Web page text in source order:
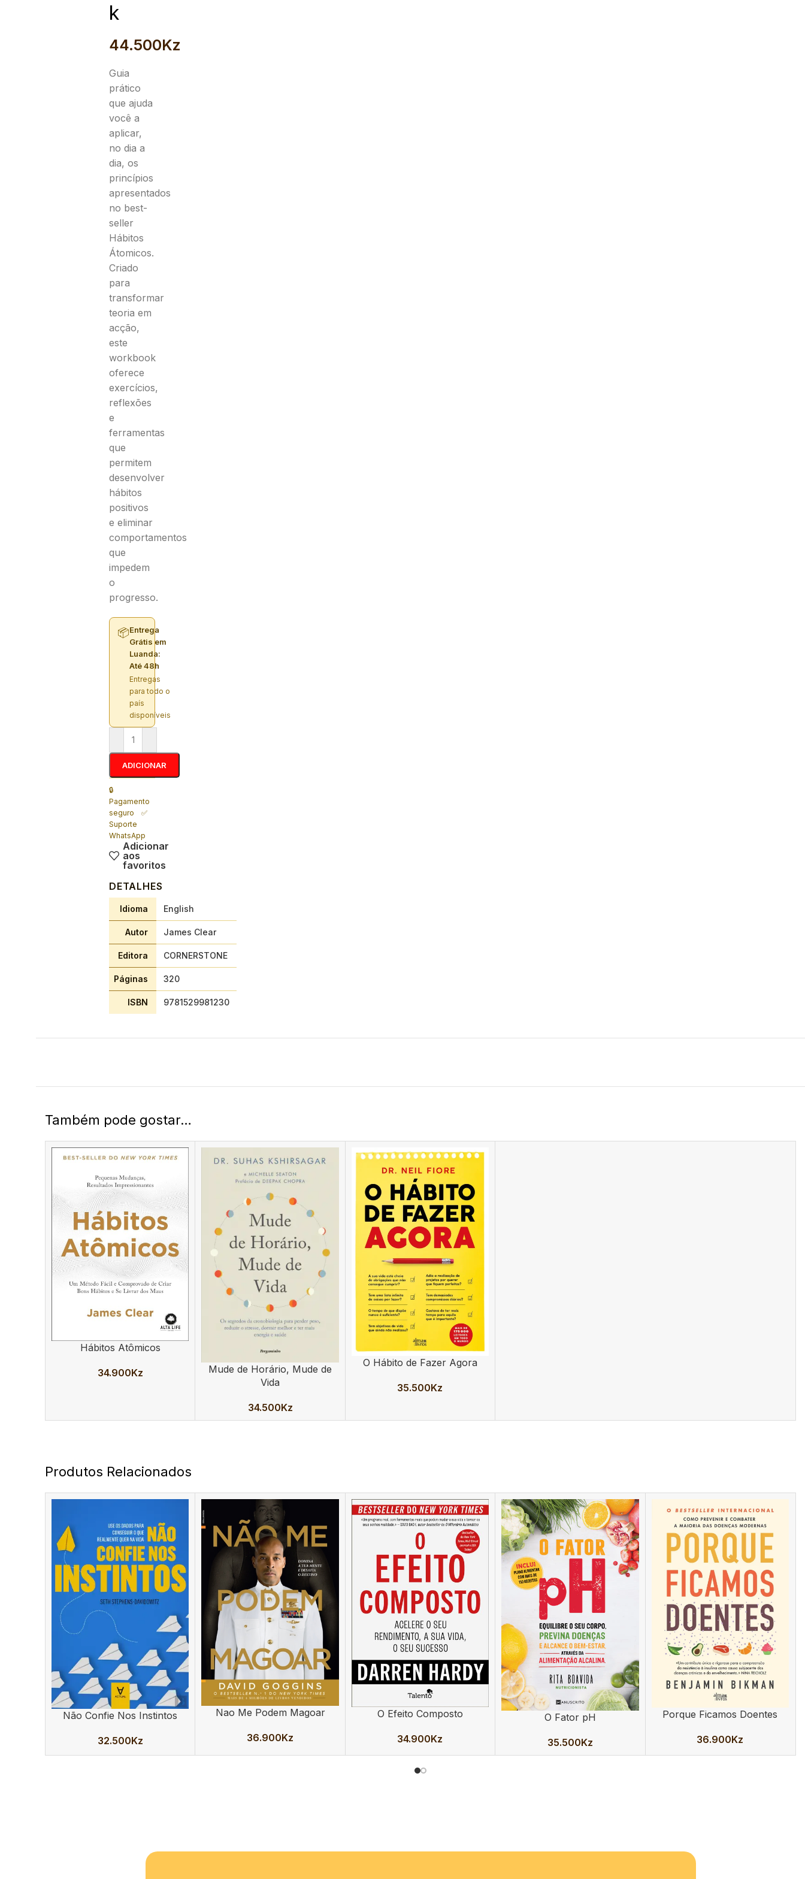
k
44.500Kz
Guia
prático
que ajuda
você a
aplicar,
no dia a
dia, os
princípios
apresentados
no best-
seller
Hábitos
Átomicos.
Criado
para
transformar
teoria em
acção,
este
workbook
oferece
exercícios,
reflexões
e
ferramentas
que
permitem
desenvolver
hábitos
positivos
e eliminar
comportamentos
que
impedem
o
progresso.
📦Entrega
Grátis em
Luanda:
Até 48h
Entregas
para todo o
país
disponíveis
ADICIONAR
🔒
Pagamento
seguro ✅
Suporte
WhatsApp
Adicionar
aos
favoritos
DETALHES
Idioma English
Autor James Clear
Editora CORNERSTONE
Páginas 320
ISBN 9781529981230
Também pode gostar…
ADICIONARHábitos Atômicos
34.900Kz ADICIONAR
Mude de Horário, Mude de
Vida
34.500Kz
ADICIONAR
O Hábito de Fazer Agora
35.500Kz
Produtos Relacionados
ADICIONAR
Não Confie Nos Instintos
32.500Kz
ADICIONAR
Nao Me Podem Magoar
36.900Kz
ADICIONARO Efeito Composto
34.900Kz
ADICIONARO Fator pH
35.500Kz
ADICIONAR
Porque Ficamos Doentes
36.900Kz